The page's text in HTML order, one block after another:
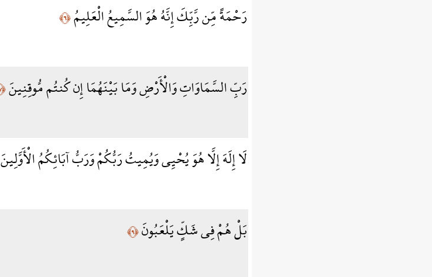
رَحْمَةً مِّن رَّبِّكَ إِنَّهُ هُوَ السَّمِيعُ الْعَلِيمُ﴿٦﴾
رَبِّ السَّمَاوَاتِ وَالْأَرْضِ وَمَا بَيْنَهُمَا إِن كُنتُم مُّوقِنِينَ﴿٧﴾
لَا إِلَهَ إِلَّا هُوَ يُحْيِي وَيُمِيتُ رَبُّكُمْ وَرَبُّ آبَائِكُمُ الْأَوَّلِينَ
بَلْ هُمْ فِي شَكٍّ يَلْعَبُونَ﴿٩﴾